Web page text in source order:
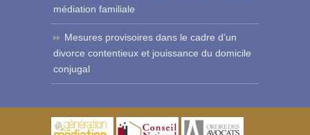
médiation familiale
Mesures provisoires dans le cadre d’un
divorce contentieux et jouissance du domicile
conjugal